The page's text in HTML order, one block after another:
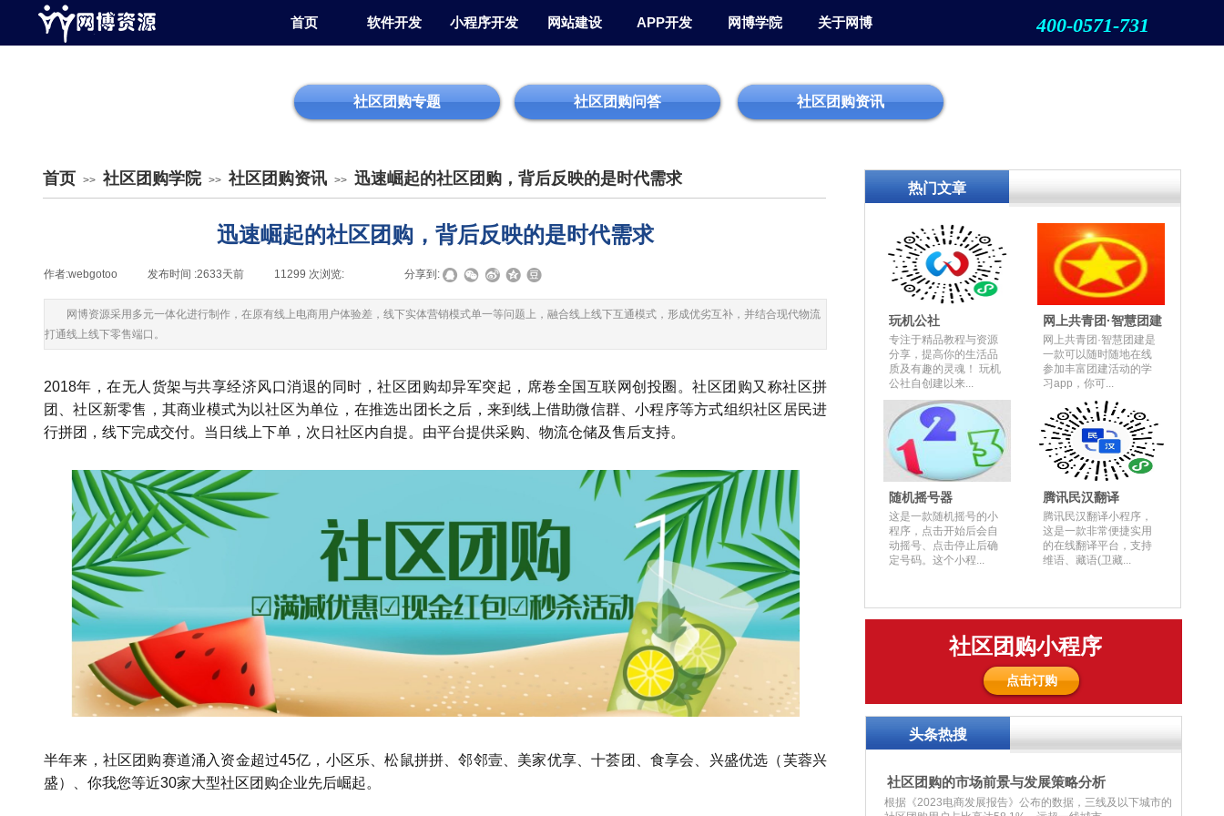
400-0571-731
首页 软件开发 小程序开发 网站建设 APP开发 网博学院 关于网博
社区团购资讯
社区团购问答
社区团购专题
热门文章
玩机公社
专注于精品教程与资源
分享，提高你的生活品
质及有趣的灵魂！ 玩机
公社自创建以来...
网上共青团·智慧团建
网上共青团·智慧团建是
一款可以随时随地在线
参加丰富团建活动的学
习app，你可...
随机摇号器
这是一款随机摇号的小
程序，点击开始后会自
动摇号、点击停止后确
定号码。这个小程...
腾讯民汉翻译
腾讯民汉翻译小程序，
这是一款非常便捷实用
的在线翻译平台，支持
维语、藏语(卫藏...
首页 >> 社区团购学院 >> 社区团购资讯 >> 迅速崛起的社区团购，背后反映的是时代需求
迅速崛起的社区团购，背后反映的是时代需求
作者:webgotoo 发布时间 :2633天前 11299 次浏览: 分享到:
网博资源采用多元一体化进行制作，在原有线上电商用户体验差，线下实体营销模式单一等问题上，融合线上线下互通模式，形成优劣互补，并结合现代物流
打通线上线下零售端口。
2018年，在无人货架与共享经济风口消退的同时，社区团购却异军突起，席卷全国互联网创投圈。社区团购又称社区拼
团、社区新零售，其商业模式为以社区为单位，在推选出团长之后，来到线上借助微信群、小程序等方式组织社区居民进
行拼团，线下完成交付。当日线上下单，次日社区内自提。由平台提供采购、物流仓储及售后支持。
半年来，社区团购赛道涌入资金超过45亿，小区乐、松鼠拼拼、邻邻壹、美家优享、十荟团、食享会、兴盛优选（芙蓉兴
盛）、你我您等近30家大型社区团购企业先后崛起。
社区团购小程序
点击订购
头条热搜
社区团购的市场前景与发展策略分析
根据《2023电商发展报告》公布的数据，三线及以下城市的